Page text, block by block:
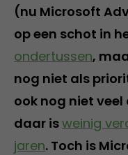
(nu Microsoft
op een schot in
ondertussen,
nog niet als
ook nog niet
daar isweinig
jaren. Toch is